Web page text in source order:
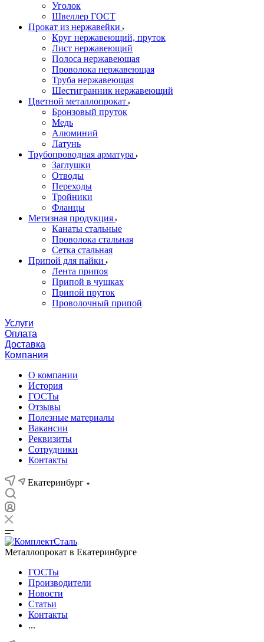
Уголок
Швеллер ГОСТ
Прокат из нержавейки
Круг нержавеющий, пруток
Лист нержавеющий
Полоса нержавеющая
Проволока нержавеющая
Труба нержавеющая
Шестигранник нержавеющий
Цветной металлопрокат
Бронзовый пруток
Медь
Алюминий
Латунь
Трубопроводная арматура
Заглушки
Отводы
Переходы
Тройники
Фланцы
Метизная продукция
Канаты стальные
Проволока стальная
Сетка стальная
Припой для пайки
Лента припоя
Припой в чушках
Припой пруток
Проволочный припой
Услуги
Оплата
Доставка
Компания
О компании
История
ГОСТы
Отзывы
Полезные материалы
Вакансии
Реквизиты
Сотрудники
Контакты
Екатеринбург
Металлопрокат в Екатеринбурге
ГОСТы
Производители
Новости
Статьи
Контакты
...